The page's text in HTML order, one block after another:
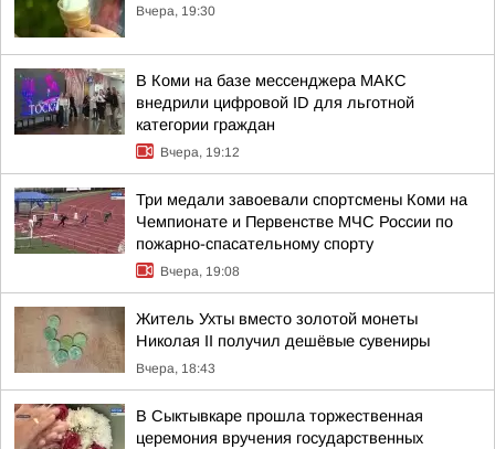
Вчера, 19:30
В Коми на базе мессенджера МАКС
внедрили цифровой ID для льготной
категории граждан
Вчера, 19:12
Три медали завоевали спортсмены Коми на
Чемпионате и Первенстве МЧС России по
пожарно-спасательному спорту
Вчера, 19:08
Житель Ухты вместо золотой монеты
Николая II получил дешёвые сувениры
Вчера, 18:43
В Сыктывкаре прошла торжественная
церемония вручения государственных